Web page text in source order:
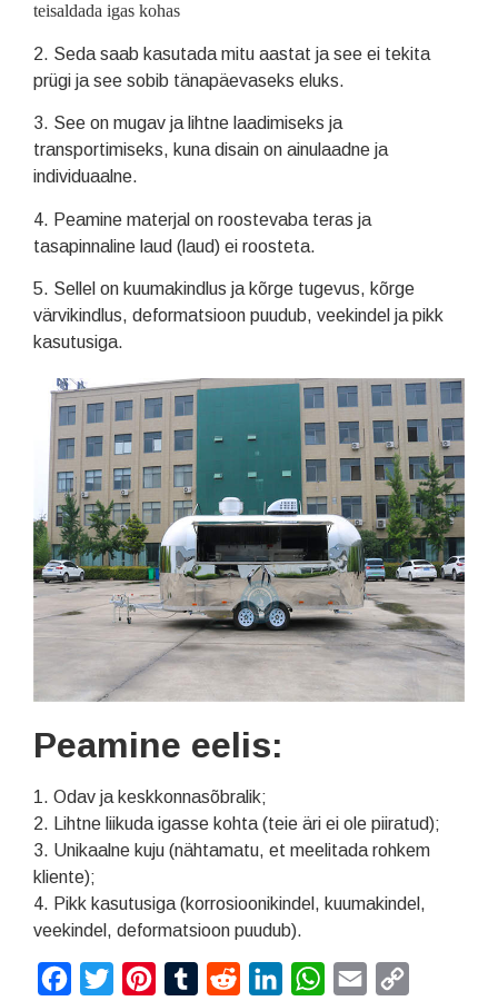
teisaldada igas kohas
2. Seda saab kasutada mitu aastat ja see ei tekita
prügi ja see sobib tänapäevaseks eluks.
3. See on mugav ja lihtne laadimiseks ja
transportimiseks, kuna disain on ainulaadne ja
individuaalne.
4. Peamine materjal on roostevaba teras ja
tasapinnaline laud (laud) ei roosteta.
5. Sellel on kuumakindlus ja kõrge tugevus, kõrge
värvikindlus, deformatsioon puudub, veekindel ja pikk
kasutusiga.
Peamine eelis:
1. Odav ja keskkonnasõbralik;
2. Lihtne liikuda igasse kohta (teie äri ei ole piiratud);
3. Unikaalne kuju (nähtamatu, et meelitada rohkem
kliente);
4. Pikk kasutusiga (korrosioonikindel, kuumakindel,
veekindel, deformatsioon puudub).
Facebook
Twitter Pinterest
Tumblr Reddit LinkedInWhatsApp
Email